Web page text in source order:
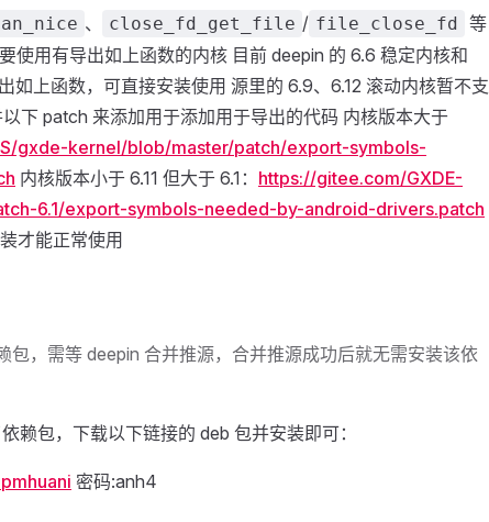
、 close_fd_get_file / file_close_fd 等
使用有导出如上函数的内核 目前 deepin 的 6.6 稳定内核和
如上函数，可直接安装使用 源里的 6.9、6.12 滚动内核暂不支
下 patch 来添加用于添加用于导出的代码 内核版本大于
gxde-kernel/blob/master/patch/export-symbols-
内核版本小于 6.11 但大于 6.1： https://gitee.com/GXDE-
6.1/export-symbols-needed-by-android-drivers.patch
才能正常使用
包，需等 deepin 合并推源，合并推源成功后就无需安装该依
赖包，下载以下链接的 deb 包并安装即可：
密码:anh4